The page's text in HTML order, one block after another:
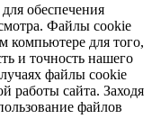
обеспечения
Файлы cookie
для того,
и точность нашего